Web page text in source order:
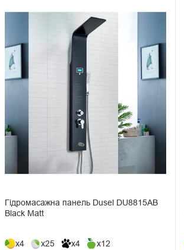
Гідромасажна панель Dusel DU8815АВ
Black Matt
x4 x25 x4 x12